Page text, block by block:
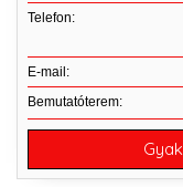
Telefon:
E-mail:
Bemutatóterem: